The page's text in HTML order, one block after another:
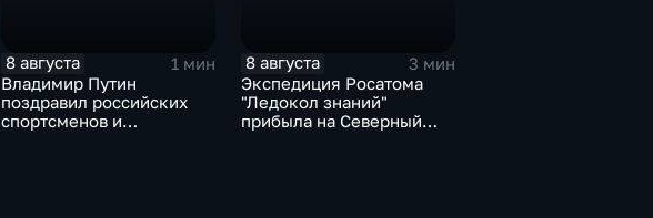
8 августа
1 мин
Владимир Путин
поздравил российских
спортсменов и
8 августа
3 мин
Экспедиция Росатома
"Ледокол знаний"
прибыла на Северный